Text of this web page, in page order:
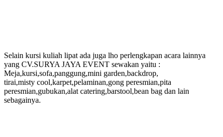
Selain kursi kuliah lipat ada juga lho perlengkapan acara lainnya
yang CV.SURYA JAYA EVENT sewakan yaitu :
Meja,kursi,sofa,panggung,mini garden,backdrop,
tirai,misty cool,karpet,pelaminan,gong peresmian,pita
peresmian,gubukan,alat catering,barstool,bean bag dan lain
sebagainya.